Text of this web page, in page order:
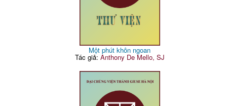
Một phút khôn ngoan
Tác giả: Anthony De Mello, SJ